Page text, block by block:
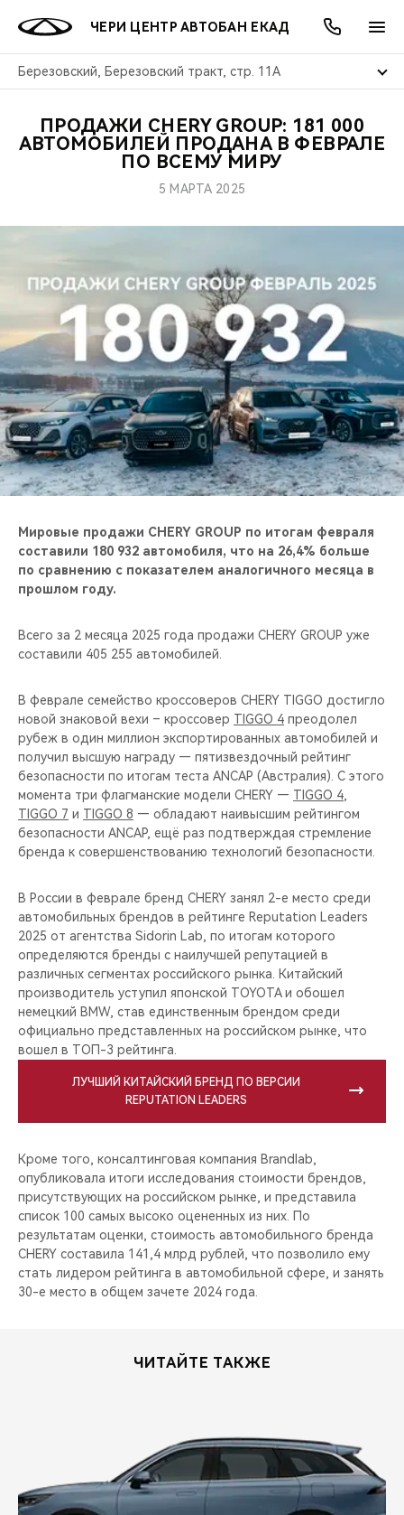
ЧЕРИ ЦЕНТР АВТОБАН ЕКАД
Березовский, Березовский тракт, стр. 11А
МОДЕЛИ
СЕДАНЫ
НОВИНКИ
ПОКУПАТЕЛЯМ
ВЛАДЕЛЬЦАМ
CHERY CONNECT
МИР CHERY
ЛЮДИ CHERY
БЛАГОТВОРИТЕЛЬНОСТЬ
CHERY REMOTE
CHERY И СПОРТ
НАШИ МЕРОПРИЯТИЯ
ВИДЕООБЗОРЫ
CHERY ДЛЯ ДЕТЕЙ
АКЦИИ
ОНЛАЙН СЕРВИСЫ
О КОМПАНИИ
ПРОДАЖИ CHERY GROUP: 181 000
АВТОМОБИЛЕЙ ПРОДАНА В ФЕВРАЛЕ
ПО ВСЕМУ МИРУ
5 МАРТА 2025
Мировые продажи CHERY GROUP по итогам февраля
составили 180 932 автомобиля, что на 26,4% больше
по сравнению с показателем аналогичного месяца в
прошлом году.
Всего за 2 месяца 2025 года продажи CHERY GROUP уже
составили 405 255 автомобилей.
В феврале семейство кроссоверов CHERY TIGGO достигло
новой знаковой вехи – кроссовер TIGGO 4 преодолел
рубеж в один миллион экспортированных автомобилей и
получил высшую награду — пятизвездочный рейтинг
безопасности по итогам теста ANCAP (Австралия). С этого
момента три флагманские модели CHERY — TIGGO 4
TIGGO 7 и TIGGO 8 — обладают наивысшим рейтингом
безопасности ANCAP, ещё раз подтверждая стремление
бренда к совершенствованию технологий безопасности.
В России в феврале бренд CHERY занял 2-е место среди
автомобильных брендов в рейтинге Reputation Leaders
2025 от агентства Sidorin Lab, по итогам которого
определяются бренды с наилучшей репутацией в
различных сегментах российского рынка. Китайский
производитель уступил японской TOYOTA и обошел
немецкий BMW, став единственным брендом среди
официально представленных на российском рынке, что
вошел в ТОП-3 рейтинга.
ЛУЧШИЙ КИТАЙСКИЙ БРЕНД ПО ВЕРСИИ
REPUTATION LEADERS
Кроме того, консалтинговая компания Brandlab,
опубликовала итоги исследования стоимости брендов,
присутствующих на российском рынке, и представила
список 100 самых высоко оцененных из них. По
результатам оценки, стоимость автомобильного бренда
CHERY составила 141,4 млрд рублей, что позволило ему
стать лидером рейтинга в автомобильной сфере, и занять
30-е место в общем зачете 2024 года.
ЧИТАЙТЕ ТАКЖЕ